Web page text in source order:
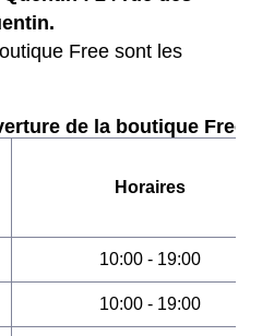
Free sont les
de la boutique Free :
Horaires
10:00 - 19:00
10:00 - 19:00